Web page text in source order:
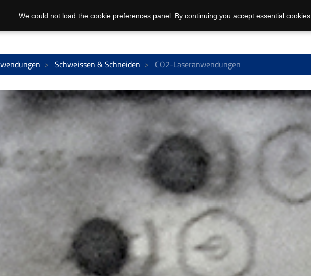
Schweissen & Schneiden CO2-Laseranwendungen
We could not load the cookie preferences panel. By continuing you accept essential cookies.